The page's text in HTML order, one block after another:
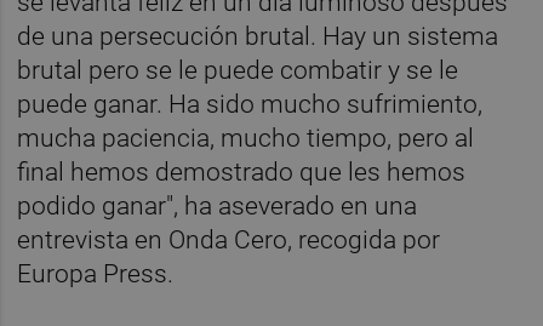
de una persecución brutal. Hay un sistema
brutal pero se le puede combatir y se le
puede ganar. Ha sido mucho sufrimiento,
mucha paciencia, mucho tiempo, pero al
final hemos demostrado que les hemos
podido ganar", ha aseverado en una
entrevista en Onda Cero, recogida por
Europa Press.